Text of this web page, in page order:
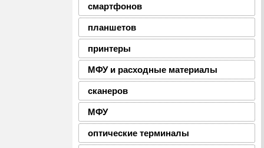
смартфонов
планшетов
принтеры
МФУ и расходные материалы
сканеров
МФУ
оптические терминалы